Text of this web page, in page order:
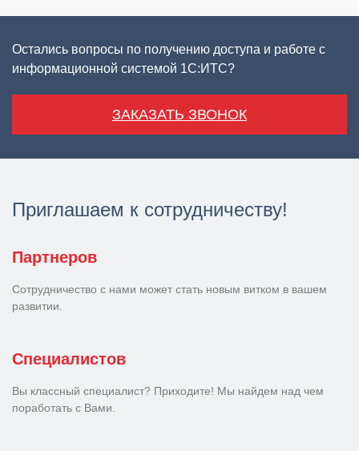
Остались вопросы по получению доступа и работе с
информационной системой 1С:ИТС?
ЗАКАЗАТЬ ЗВОНОК
Приглашаем к сотрудничеству!
Партнеров
Сотрудничество с нами может стать новым витком в вашем
развитии.
Специалистов
Вы классный специалист? Приходите! Мы найдем над чем
поработать с Вами.